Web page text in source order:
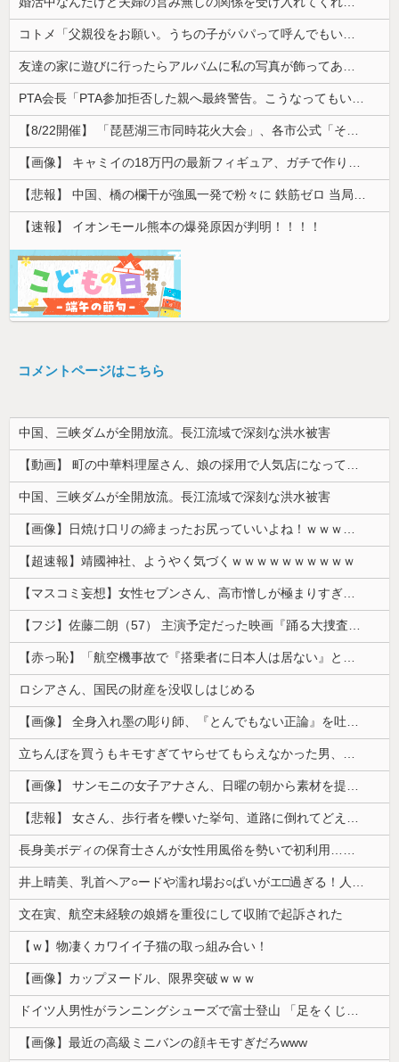
【速報】 イオンモール熊本の爆発原因が判明！！！！
コメントページはこちら
中国、三峡ダムが全開放流。長江流域で深刻な洪水被害
【動画】 町の中華料理屋さん、娘の採用で人気店になってしまう
中国、三峡ダムが全開放流。長江流域で深刻な洪水被害
【画像】日焼け口リの締まったお尻っていいよね！ｗｗｗｗｗ
【超速報】靖國神社、ようやく気づくｗｗｗｗｗｗｗｗｗｗ
【マスコミ妄想】女性セブンさん、高市憎しが極まりすぎたのか、過去一級の低俗な「支持率下げてやる」記事を配信してしまう 想像の10倍低俗
【フジ】佐藤二朗（57） 主演予定だった映画『踊る大捜査線』スピンオフ作品の撮影中止が正式に決定
【赤っ恥】「航空機事故で『搭乗者に日本人は居ない』という発表は嫌い。人間として同じ価値だと思う」→ツッコミ殺到も「自分が気に入らないと思った」と...
ロシアさん、国民の財産を没収しはじめる
【画像】 全身入れ墨の彫り師、『とんでもない正論』を吐いて30万再生されてしまうｗｗｗｗｗｗｗ
立ちんぼを買うもキモすぎてヤらせてもらえなかった男、代わりの足コキでまさかの大量身寸米青ｗｗｗ
【画像】 サンモニの女子アナさん、日曜の朝から素材を提供してしまう
【悲報】 女さん、歩行者を轢いた挙句、道路に倒れてどえらいことになってしまうw w w w w w w
長身美ボディの保育士さんが女性用風俗を勢いで初利用…子供に絶対見せられないメスの顔でイキまくり。
井上晴美、乳首ヘア○ードや濡れ場お○ぱいがエ□過ぎる！人生最後のラスト写真集、最高！！
文在寅、航空未経験の娘婿を重役にして収賄で起訴された
【ｗ】物凄くカワイイ子猫の取っ組み合い！
【画像】カップヌードル、限界突破ｗｗｗ
ドイツ人男性がランニングシューズで富士登山 「足をくじいて動けない」
【画像】最近の高級ミニバンの顔キモすぎだろwww